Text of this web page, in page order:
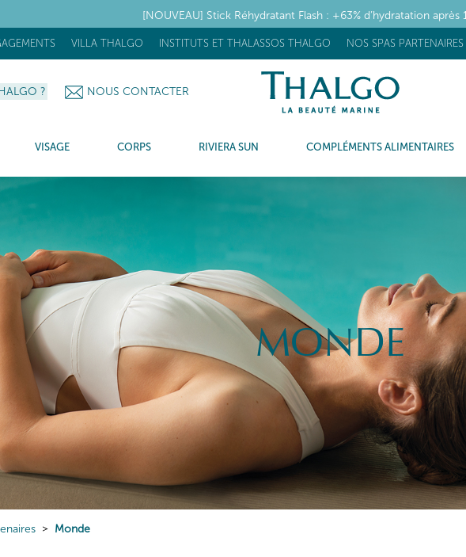
[NOUVEAU] Stick Réhydratant Flash : +63% d’hydratation après
VILLA THALGO INSTITUTS ET THALASSOS THALGO NOS SPAS PARTENAIRES
? NOUS CONTACTER
VISAGE CORPS RIVIERA SUN COMPLÉMENTS ALIMENTAIRES
MONDE
Monde